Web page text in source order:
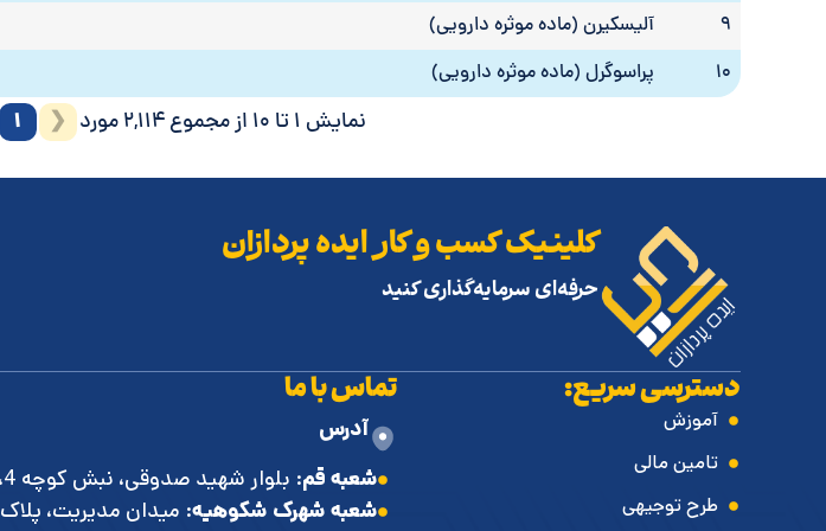
9
آلیسکیرن (ماده موثره دارویی)
10
پراسوگرل (ماده موثره دارویی)
نمایش 1 تا 10 از مجموع 2,114 مورد ❮
1
کلینیک کسب و کار ایده پردازان
حرفه‌ای سرمایه‌گذاری کنید
دسترسی سریع:
آموزش
تامین مالی
طرح توجیهی
تماس با ما
آدرس
شعبه قم: بلوار شهید صدوقی، نبش کوچه 4، ساختمان تیسا، طبقه 4، واحد 8
شعبه شهرک شکوهیه: میدان مدیریت، پلاک 432